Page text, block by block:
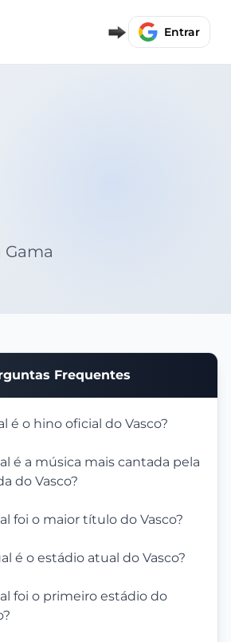
Entrar
Gama
Frequentes
é o hino oficial do Vasco?
é a música mais cantada pela
do Vasco?
foi o maior título do Vasco?
é o estádio atual do Vasco?
foi o primeiro estádio do